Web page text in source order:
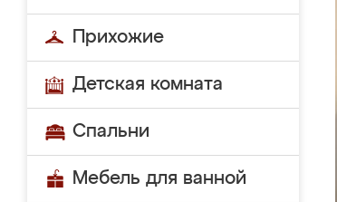
Прихожие
Детская комната
Спальни
Мебель для ванной